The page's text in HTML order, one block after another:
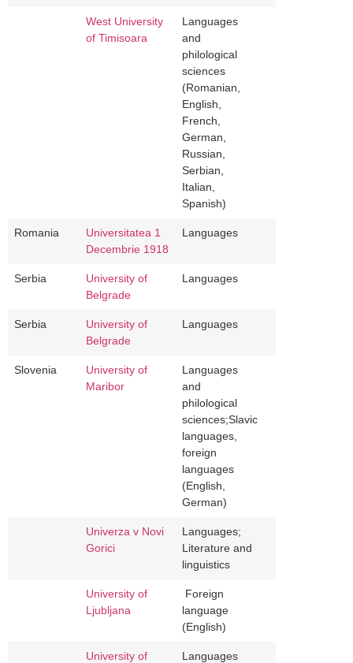
West University
of Timisoara
Languages
and
philological
sciences
(Romanian,
English,
French,
German,
Russian,
Serbian,
Italian,
Spanish)
Romania
Universitatea 1
Decembrie 1918
Languages
Serbia
University of
Belgrade
Languages
Serbia
University of
Belgrade
Languages
Slovenia
University of
Maribor
Languages
and
philological
sciences;Slavic
languages,
foreign
languages
(English,
German)
Univerza v Novi
Gorici
Languages;
Literature and
linguistics
University of
Ljubljana
Foreign
language
(English)
University of
Languages